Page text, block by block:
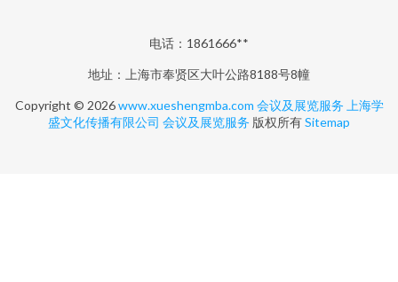
电话：1861666**
地址：上海市奉贤区大叶公路8188号8幢
Copyright © 2026www.xueshengmba.com 会议及展览服务 上海学
盛文化传播有限公司 会议及展览服务 版权所有Sitemap